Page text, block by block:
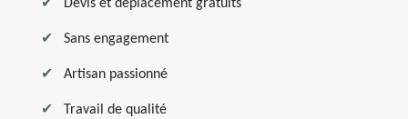
Devis et déplacement gratuits
Sans engagement
Artisan passionné
Travail de qualité